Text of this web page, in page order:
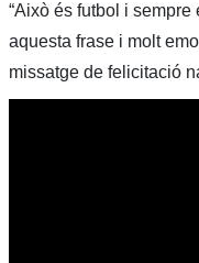
“Això és futbol i sempre
aquesta frase i molt
missatge de felicitació